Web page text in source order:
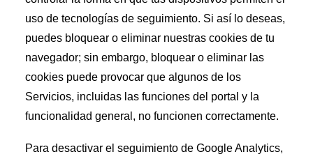
uso de tecnologías de seguimiento. Si así lo deseas,
puedes bloquear o eliminar nuestras cookies de tu
navegador; sin embargo, bloquear o eliminar las
cookies puede provocar que algunos de los
Servicios, incluidas las funciones del portal y la
funcionalidad general, no funcionen correctamente.
Para desactivar el seguimiento de Google Analytics,